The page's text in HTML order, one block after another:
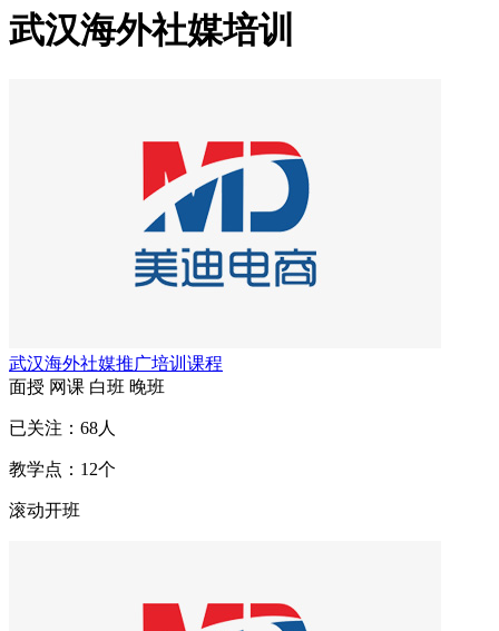
武汉海外社媒培训
武汉海外社媒推广培训课程
面授 网课 白班 晚班
已关注： 68人
教学点： 12个
滚动开班